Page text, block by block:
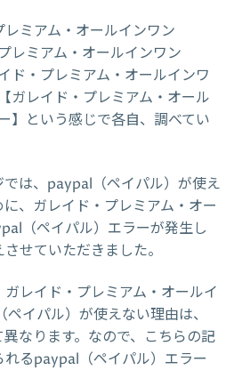
ミアム・オールインワン
レミアム・オールインワン
・プレミアム・オールインワ
レイド・プレミアム・オール
という感じで各自、調べてい
は、paypal（ペイパル）が使え
、ガレイド・プレミアム・オー
（ペイパル）エラーが発生し
せていただきました。
レイド・プレミアム・オールイ
イパル）が使えない理由は、
なります。なので、こちらの記
るpaypal（ペイパル）エラー